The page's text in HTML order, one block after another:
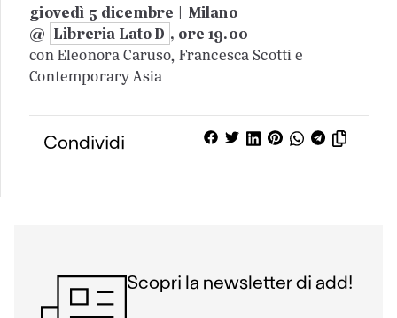
giovedì 5 dicembre | Milano
@ Libreria Lato D , ore 19.00
con Eleonora Caruso, Francesca Scotti e
Contemporary Asia
Condividi
Scopri la newsletter di add!